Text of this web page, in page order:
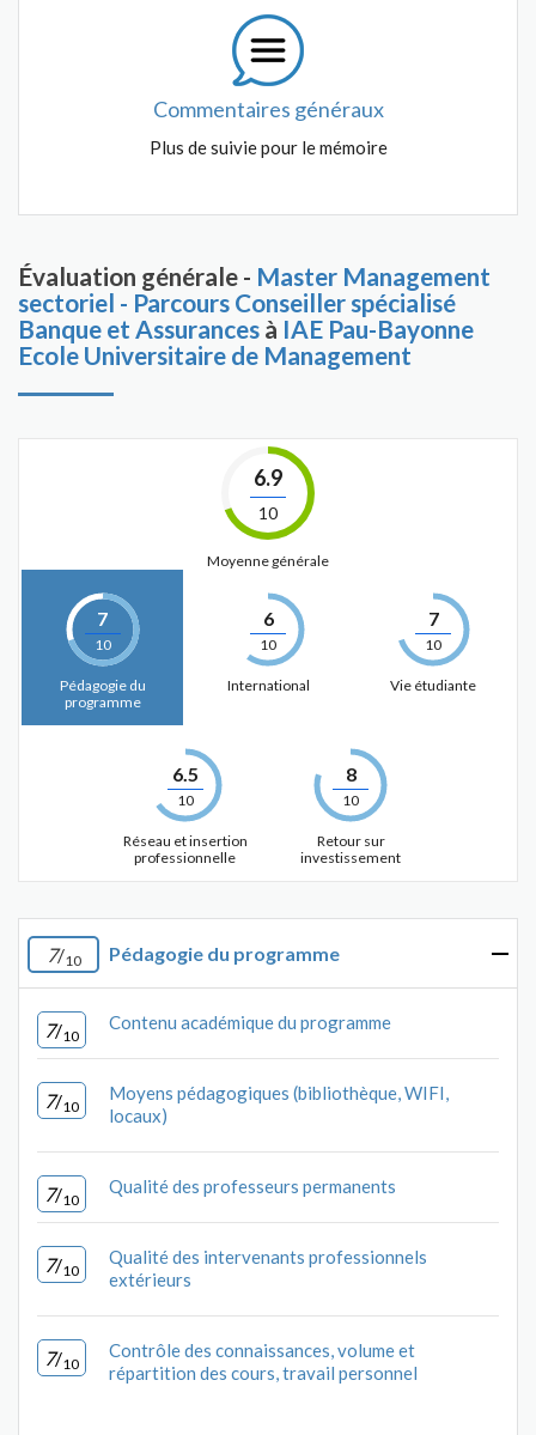
Commentaires généraux
Plus de suivie pour le mémoire
Évaluation générale - Master Management
sectoriel - Parcours Conseiller spécialisé
Banque et Assurances à IAE Pau-Bayonne
Ecole Universitaire de Management
6.9
10
Moyenne générale
7
10
Pédagogie du
programme
6
10
International
7
10
Vie étudiante
6.5
10
Réseau et insertion
professionnelle
8
10
Retour sur
investissement
7/10 Pédagogie du programme
7/10
Contenu académique du programme
7/10
Moyens pédagogiques (bibliothèque, WIFI,
locaux)
7/10
Qualité des professeurs permanents
7/10
Qualité des intervenants professionnels
extérieurs
7/10
Contrôle des connaissances, volume et
répartition des cours, travail personnel